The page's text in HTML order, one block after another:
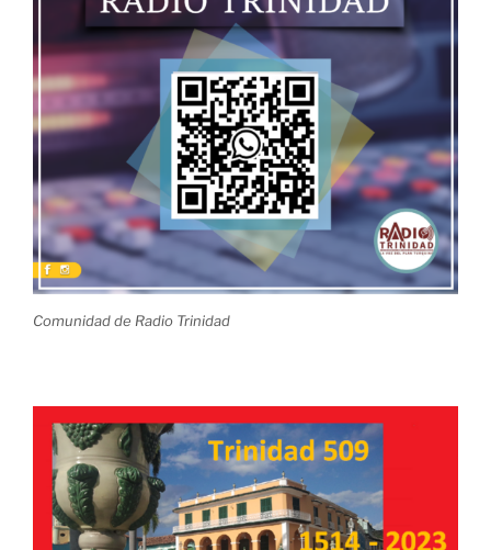
Comunidad de Radio Trinidad